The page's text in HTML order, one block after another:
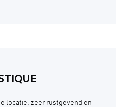
locatie, zeer rustgevend en